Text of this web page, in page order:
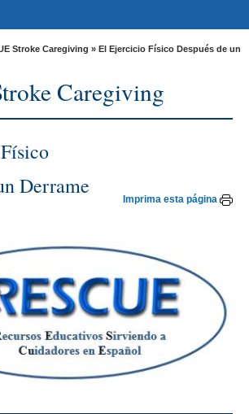
Stroke Caregiving » El Ejercicio Físico Después de un
Caregiving
Derrame
Imprima esta página